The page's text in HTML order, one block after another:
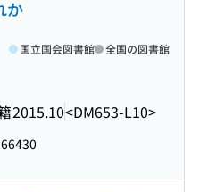
か
2015.10<DM653-L10>
国立国会図書館 全国の図書館